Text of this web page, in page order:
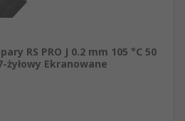
RS PRO J 0.2 mm 105 °C 50
Ekranowane